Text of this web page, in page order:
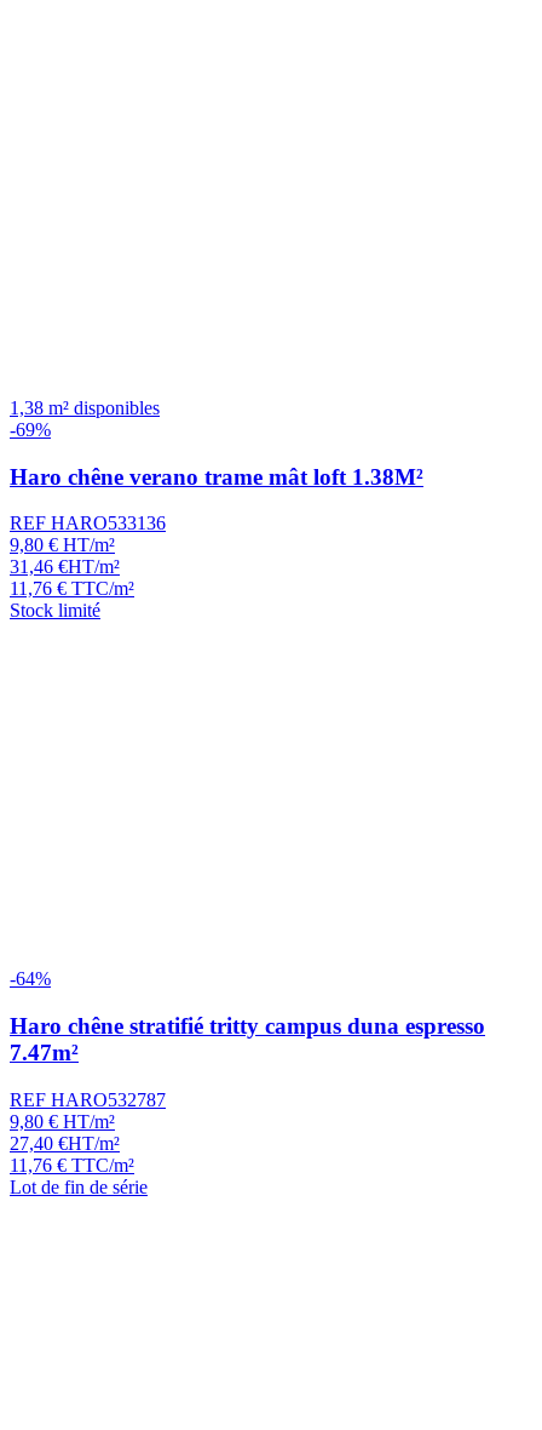
1,38 m² disponibles
-69%
Haro chêne verano trame mât loft 1.38M²
REF HARO533136
9,80 € HT/m²
31,46 €HT/m²
11,76 € TTC/m²
Stock limité
-64%
Haro chêne stratifié tritty campus duna espresso
7.47m²
REF HARO532787
9,80 € HT/m²
27,40 €HT/m²
11,76 € TTC/m²
Lot de fin de série